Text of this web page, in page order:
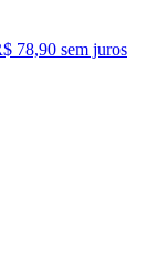
78,90 sem juros